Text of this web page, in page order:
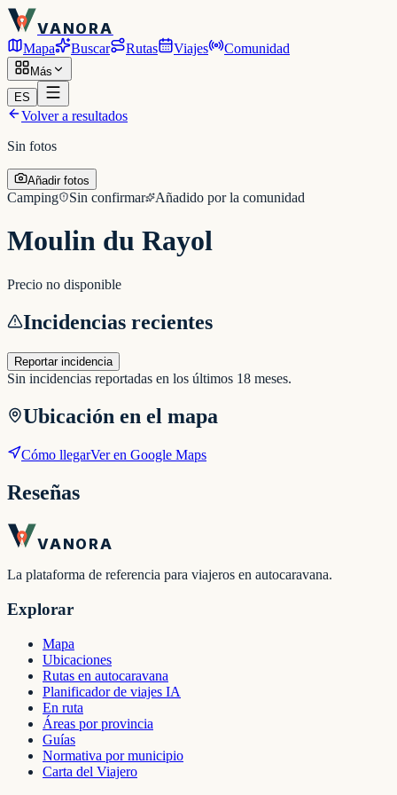
VANORA
Mapa Buscar Rutas Viajes Comunidad
Más
ES
Volver a resultados
Sin fotos
Añadir fotos
Camping Sin confirmar Añadido por la comunidad
Moulin du Rayol
Precio no disponible
Incidencias recientes
Reportar incidencia
Sin incidencias reportadas en los últimos 18 meses.
Ubicación en el mapa
Cómo llegarVer en Google Maps
Reseñas
VANORA
La plataforma de referencia para viajeros en autocaravana.
Explorar
Mapa
Ubicaciones
Rutas en autocaravana
Planificador de viajes IA
En ruta
Áreas por provincia
Guías
Normativa por municipio
Carta del Viajero